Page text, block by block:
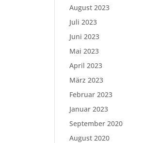
August 2023
Juli 2023
Juni 2023
Mai 2023
April 2023
März 2023
Februar 2023
Januar 2023
September 2020
August 2020